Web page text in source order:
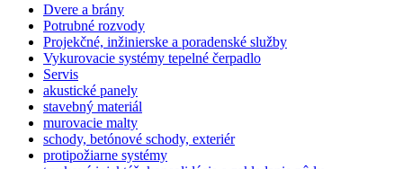
Dvere a brány
Potrubné rozvody
Projekčné, inžinierske a poradenské služby
Vykurovacie systémy tepelné čerpadlo
Servis
akustické panely
stavebný materiál
murovacie malty
schody, betónové schody, exteriér
protipožiarne systémy